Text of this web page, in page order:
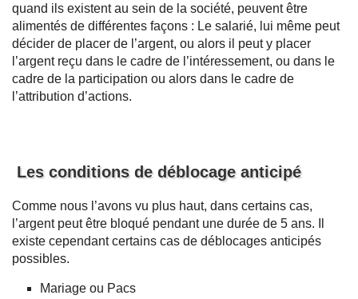
quand ils existent au sein de la société, peuvent être
alimentés de différentes façons : Le salarié, lui même peut
décider de placer de l’argent, ou alors il peut y placer
l’argent reçu dans le cadre de l’intéressement, ou dans le
cadre de la participation ou alors dans le cadre de
l’attribution d’actions.
Les conditions de déblocage anticipé
Comme nous l’avons vu plus haut, dans certains cas,
l’argent peut être bloqué pendant une durée de 5 ans. Il
existe cependant certains cas de déblocages anticipés
possibles.
Mariage ou Pacs